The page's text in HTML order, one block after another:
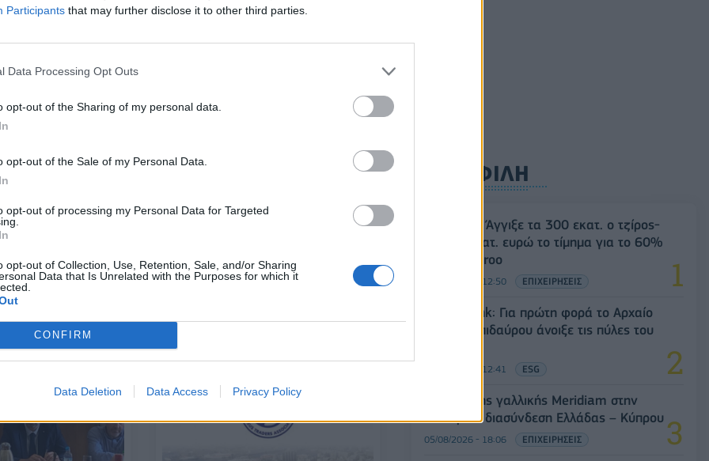
Participants that may further disclose it to other third parties.
Data Processing Opt Outs
opt-out of the Sharing of my personal data.
opt-out of the Sale of my Personal Data.
opt-out of processing my Personal Data for Targeted
opt-out of Collection, Use, Retention, Sale, and/or Sharing
Data that Is Unrelated with the Purposes for which it
CONFIRM
Data Deletion Data Access Privacy Policy
08/06/2026 - 10:01
Πειραιώς:
η διασύνδεση
με την τοπική
ΕΠΙΧΕΙΡΗΣΕΙΣ
Εμπορικός Σύλλογος Πειραιώς: Το
την ανάγκη για ίσους κανόνες στην
ευρωπαϊκή αγορά
ΔΗΜΟΦΙΛΗ
Evergood: Άγγιξε τα 300 εκατ. ο τζίρος-
Στα 10 εκατ. ευρώ το τίμημα για το 60%
του Jackaroo
05/08/2026 - 12:50 ΕΠΙΧΕΙΡΗΣΕΙΣ
Alpha Bank: Για πρώτη φορά το Αρχαίο
Θέατρο Επιδαύρου άνοιξε τις πύλες του
05/08/2026 - 12:41 ESG
Είσοδος της γαλλικής Meridiam στην
ηλεκτρική διασύνδεση Ελλάδας – Κύπρου
05/08/2026 - 18:06 ΕΠΙΧΕΙΡΗΣΕΙΣ